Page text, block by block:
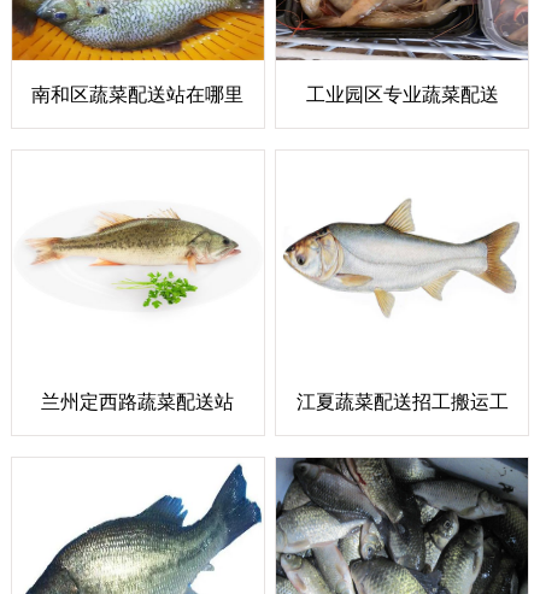
南和区蔬菜配送站在哪里 工业园区专业蔬菜配送
兰州定西路蔬菜配送站 江夏蔬菜配送招工搬运工